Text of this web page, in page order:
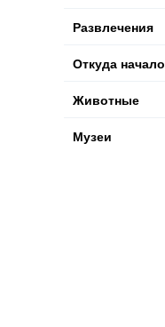
Развлечения
Откуда начало
Животные
Музеи